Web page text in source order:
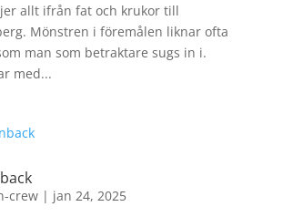
allt ifrån fat och krukor till
Mönstren i föremålen liknar ofta
man som betraktare sugs in i.
med...
crew| jan 24, 2025